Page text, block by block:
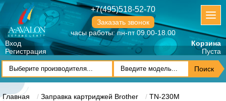
+7(495)518-52-70
Заказать звонок
часы работы: пн-пт 09.00-18.00
Вход
Регистрация
Корзина
Пуста
Главная Заправка картриджей Brother TN-230M